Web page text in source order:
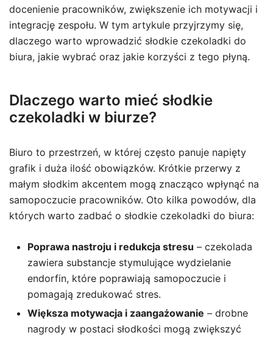
docenienie pracowników, zwiększenie ich motywacji i
integrację zespołu. W tym artykule przyjrzymy się,
dlaczego warto wprowadzić słodkie czekoladki do
biura, jakie wybrać oraz jakie korzyści z tego płyną.
Dlaczego warto mieć słodkie
czekoladki w biurze?
Biuro to przestrzeń, w której często panuje napięty
grafik i duża ilość obowiązków. Krótkie przerwy z
małym słodkim akcentem mogą znacząco wpłynąć na
samopoczucie pracowników. Oto kilka powodów, dla
których warto zadbać o słodkie czekoladki do biura:
Poprawa nastroju i redukcja stresu – czekolada
zawiera substancje stymulujące wydzielanie
endorfin, które poprawiają samopoczucie i
pomagają zredukować stres.
Większa motywacja i zaangażowanie – drobne
nagrody w postaci słodkości mogą zwiększyć